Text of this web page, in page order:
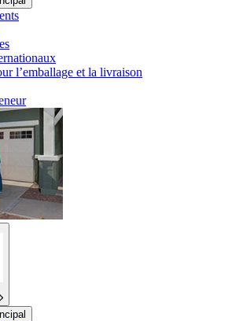
l’emballage et la livraison